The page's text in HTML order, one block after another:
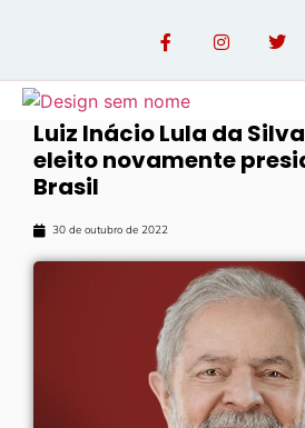
Luiz Inácio Lula da
eleito novamente
Brasil
30 de outubro de 2022